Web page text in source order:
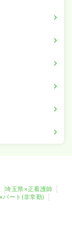
埼玉県×正看護師
パート(非常勤)